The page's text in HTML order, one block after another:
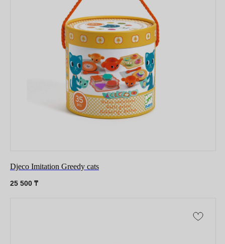
Djeco Imitation Greedy cats
25 500 ₸